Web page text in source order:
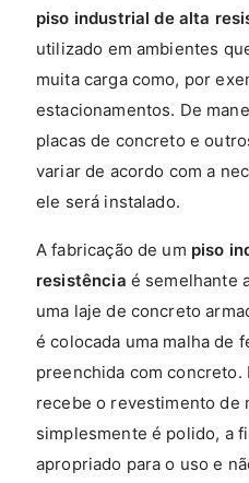
piso industrial de alta
utilizado em ambientes
muita carga como, por
estacionamentos. De
placas de concreto e
variar de acordo com a
ele será instalado.
A fabricação de um piso
resistência é semelhante
uma laje de concreto
é colocada uma malha de
preenchida com concreto.
recebe o revestimento de
simplesmente é polido, a
apropriado para o uso e